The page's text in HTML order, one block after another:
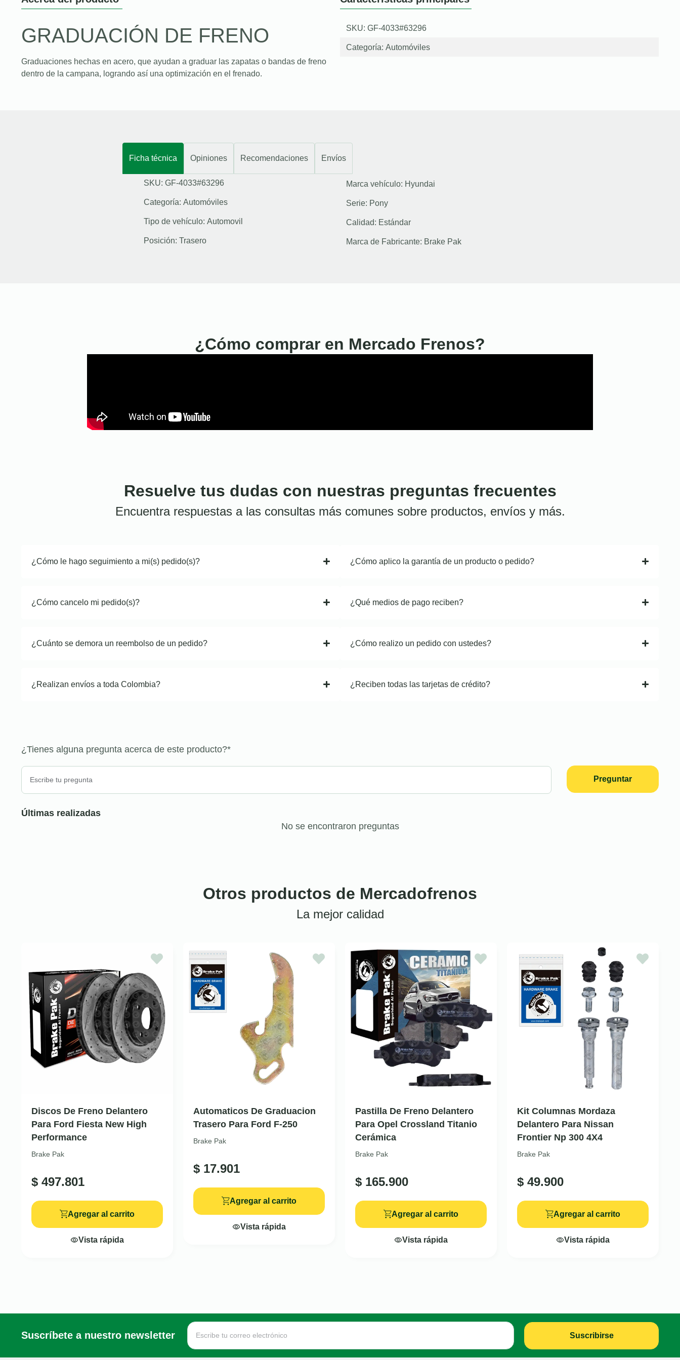
GRADUACIÓN DE FRENO
Graduaciones hechas en acero, que ayudan a graduar las zapatas o bandas de freno
dentro de la campana, logrando así una optimización en el frenado.
SKU: GF-4033#63296
Categoría: Automóviles
Ficha técnica Opiniones Recomendaciones Envíos
SKU: GF-4033#63296
Categoría: Automóviles
Tipo de vehículo: Automovil
Posición: Trasero
Marca vehículo: Hyundai
Serie: Pony
Calidad: Estándar
Marca de Fabricante: Brake Pak
¿Cómo comprar en Mercado Frenos?
Resuelve tus dudas con nuestras preguntas frecuentes
Encuentra respuestas a las consultas más comunes sobre productos, envíos y más.
¿Cómo le hago seguimiento a mi(s) pedido(s)?
¿Cómo cancelo mi pedido(s)?
¿Cuánto se demora un reembolso de un pedido?
¿Realizan envíos a toda Colombia?
¿Cómo aplico la garantía de un producto o pedido?
¿Qué medios de pago reciben?
¿Cómo realizo un pedido con ustedes?
¿Reciben todas las tarjetas de crédito?
¿Tienes alguna pregunta acerca de este producto?*
Preguntar
Últimas realizadas
No se encontraron preguntas
Otros productos de Mercadofrenos
La mejor calidad
Discos De Freno Delantero
Para Ford Fiesta New High
Performance
Brake Pak
$ 497.801
Agregar al carrito
Vista rápida
Automaticos De Graduacion
Trasero Para Ford F-250
Brake Pak
$ 17.901
Agregar al carrito
Vista rápida
Pastilla De Freno Delantero
Para Opel Crossland Titanio
Cerámica
Brake Pak
$ 165.900
Agregar al carrito
Vista rápida
Kit Columnas Mordaza
Delantero Para Nissan
Frontier Np 300 4X4
Brake Pak
$ 49.900
Agregar al carrito
Vista rápida
Suscríbete a nuestro newsletter Suscribirse